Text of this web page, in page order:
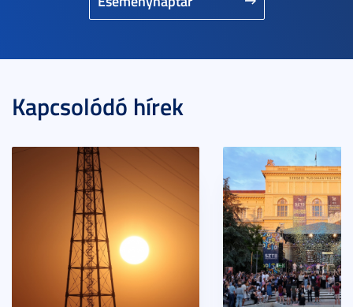
Kapcsolódó hírek